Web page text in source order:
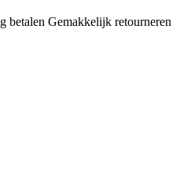
betalen Gemakkelijk retourneren